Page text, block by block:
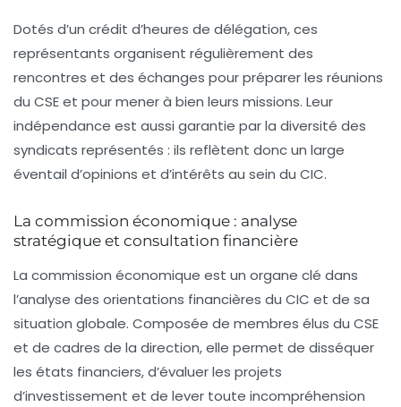
Dotés d’un crédit d’heures de délégation, ces
représentants organisent régulièrement des
rencontres et des échanges pour préparer les réunions
du CSE et pour mener à bien leurs missions. Leur
indépendance est aussi garantie par la diversité des
syndicats représentés : ils reflètent donc un large
éventail d’opinions et d’intérêts au sein du CIC.
La commission économique : analyse
stratégique et consultation financière
La commission économique est un organe clé dans
l’analyse des orientations financières du CIC et de sa
situation globale. Composée de membres élus du CSE
et de cadres de la direction, elle permet de disséquer
les états financiers, d’évaluer les projets
d’investissement et de lever toute incompréhension